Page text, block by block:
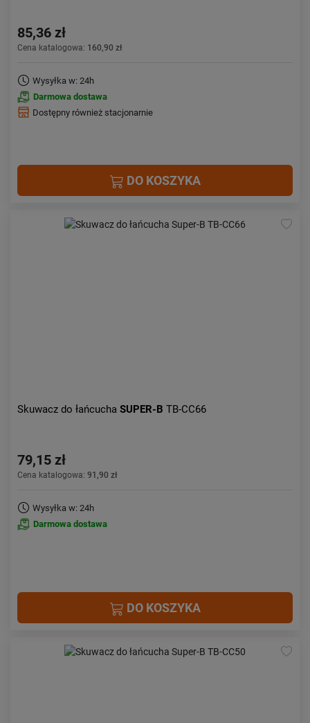
85,36 zł
Cena katalogowa: 160,90 zł
Wysyłka w: 24h
Darmowa dostawa
Dostępny również stacjonarnie
DO KOSZYKA
Skuwacz do łańcucha SUPER-B TB-CC66
79,15 zł
Cena katalogowa: 91,90 zł
Wysyłka w: 24h
Darmowa dostawa
DO KOSZYKA